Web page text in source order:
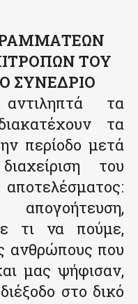
ΤΟΥ
ΣΥΝΕΔΡΙΟ
τα
τα
περίοδο μετά
του
τι να πούμε,
ανθρώπους που
μας ψήφισαν,
στο δικό